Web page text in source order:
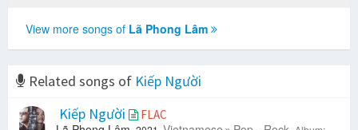
View more songs of Lã Phong Lâm
Related songs of Kiếp Người
Kiếp Người
FLAC